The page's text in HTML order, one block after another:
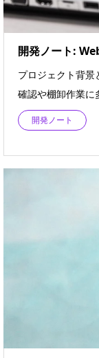
開発ノート:
プロジェクト背
確認や棚卸作業に
開発ノート